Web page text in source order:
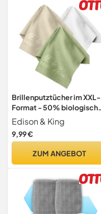
Brillenputztücher im XXL-
Format - 50% biologisch
abbaubar - 3er-Pack - 40
cm x 30 cm
Edison & King
9,99 €
ZUM ANGEBOT